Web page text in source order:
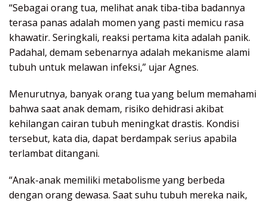
“Sebagai orang tua, melihat anak tiba-tiba badannya
terasa panas adalah momen yang pasti memicu rasa
khawatir. Seringkali, reaksi pertama kita adalah panik.
Padahal, demam sebenarnya adalah mekanisme alami
tubuh untuk melawan infeksi,” ujar Agnes.
Menurutnya, banyak orang tua yang belum memahami
bahwa saat anak demam, risiko dehidrasi akibat
kehilangan cairan tubuh meningkat drastis. Kondisi
tersebut, kata dia, dapat berdampak serius apabila
terlambat ditangani.
“Anak-anak memiliki metabolisme yang berbeda
dengan orang dewasa. Saat suhu tubuh mereka naik,